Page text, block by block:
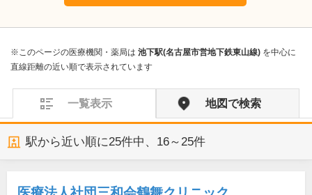
※このページの医療機関・薬局は 池下駅(名古屋市営地下鉄東山線) を中心に
直線距離の近い順で表示されています
一覧表示 地図で検索
駅から近い順に25件中、 16～25件